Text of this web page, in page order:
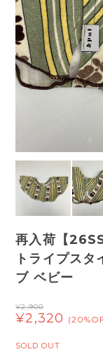
再入荷【
トライプス
ブ ベビー
¥2,900
¥2,320
SOLD OUT